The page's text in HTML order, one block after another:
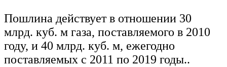
Пошлина действует в отношении 30
млрд. куб. м газа, поставляемого в 2010
году, и 40 млрд. куб. м, ежегодно
поставляемых с 2011 по 2019 годы..